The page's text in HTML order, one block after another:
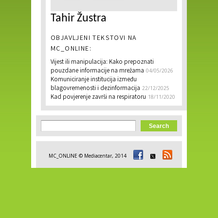
Tahir Žustra
OBJAVLJENI TEKSTOVI NA
MC_ONLINE:
Vijest ili manipulacija: Kako prepoznati
pouzdane informacije na mrežama 04/05/2026
Komuniciranje institucija između
blagovremenosti i dezinformacija 22/12/2025
Kad povjerenje završi na respiratoru 18/11/2020
Search form
Search
MC_ONLINE © Mediacentar, 2014